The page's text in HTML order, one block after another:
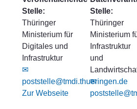
Stelle:
Thüringer
Ministerium für
Digitales und
Infrastruktur
✉
poststelle@tmdi.thueringen.de
Zur Webseite
Stelle:
Thüringer
Ministerium
Infrastruktur
und
✉